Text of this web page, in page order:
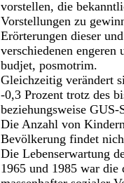
vorstellen, die
Vorstellungen zu
Erörterungen dieser
verschiedenen
budjet, posmotrim.
Gleichzeitig verändert
-0,3 Prozent trotz des
beziehungsweise
Die Anzahl von
Bevölkerung findet
Die Lebenserwartung
1965 und 1985 war die